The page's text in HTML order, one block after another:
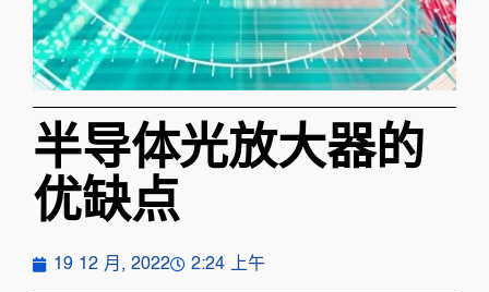
半导体光放大器的
优缺点
19 12 月, 2022 2:24 上午